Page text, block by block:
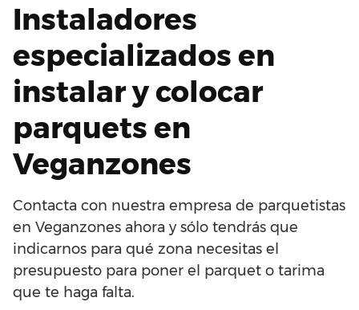
Instaladores
especializados en
instalar y colocar
parquets en
Veganzones
Contacta con nuestra empresa de parquetistas
en Veganzones ahora y sólo tendrás que
indicarnos para qué zona necesitas el
presupuesto para poner el parquet o tarima
que te haga falta.